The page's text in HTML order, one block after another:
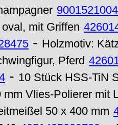
mit Griffen
- Holzmotiv:
Pferd
- 10 Stück HSS-TiN
mm Vlies-Polierer mit
50 x 400 mm